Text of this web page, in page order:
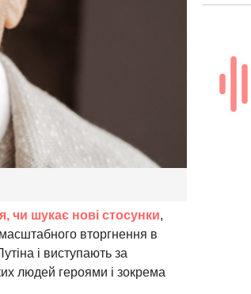
чи шукає нові стосунки,
масштабного вторгнення в
і виступають за
людей героями і зокрема